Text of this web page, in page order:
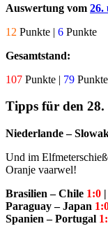
Auswertung vom 26.
12 Punkte | 6 Punkte
Gesamtstand:
107 Punkte | 79 Punkte
Tipps für den
Niederlande –
Und im
Oranje vaarwel!
Brasilien – Chile 1:0 |
Paraguay – Japan
Spanien – Portugal